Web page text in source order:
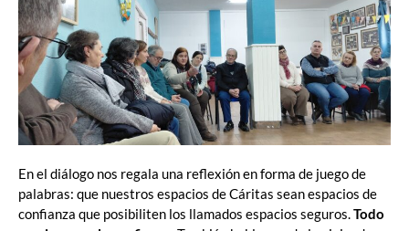
En el diálogo nos regala una reflexión en forma de juego de
palabras: que nuestros espacios de Cáritas sean espacios de
confianza que posibiliten los llamados espacios seguros.Todo